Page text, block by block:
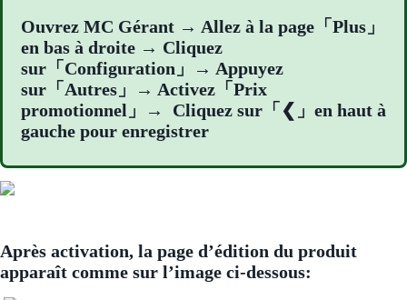
Ouvrez MC Gérant → Allez à la page「Plus」
en bas à droite → Cliquez
sur「Configuration」→ Appuyez
sur「Autres」→ Activez「Prix
promotionnel」→ Cliquez sur「❮」en haut à
gauche pour enregistrer
Après activation, la page d’édition du produit
apparaît comme sur l’image ci-dessous: